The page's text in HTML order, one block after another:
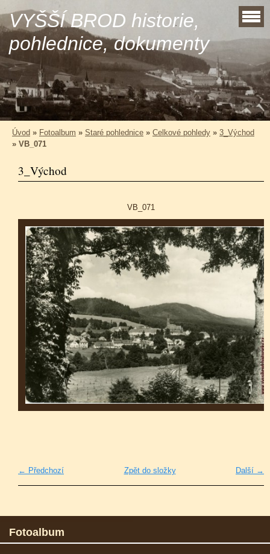
VYŠŠÍ BROD historie,
pohlednice, dokumenty
Úvod » Fotoalbum » Staré pohlednice » Celkové pohledy » 3_Východ
» VB_071
3_Východ
VB_071
← Předchozí Další →
Zpět do složky
Fotoalbum